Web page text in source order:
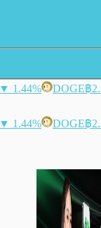
▼ 1.44% DOGE฿
▼ 1.44% DOGE฿